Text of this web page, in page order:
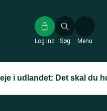
Søg
Log ind Menu
i udlandet: Det skal du